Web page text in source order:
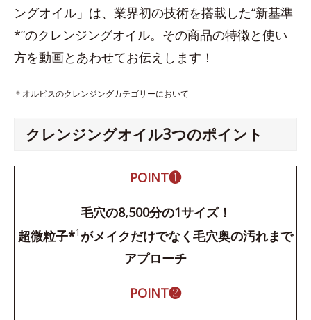
ングオイル」は、業界初の技術を搭載した“新基準
*”のクレンジングオイル。その商品の特徴と使い
方を動画とあわせてお伝えします！
＊オルビスのクレンジングカテゴリーにおいて
クレンジングオイル3つのポイント
POINT❶
毛穴の8,500分の1サイズ！
超微粒子*1 がメイクだけでなく毛穴奥の汚れまで
アプローチ
POINT❷